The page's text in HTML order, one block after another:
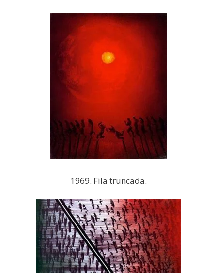
1969. Fila truncada.